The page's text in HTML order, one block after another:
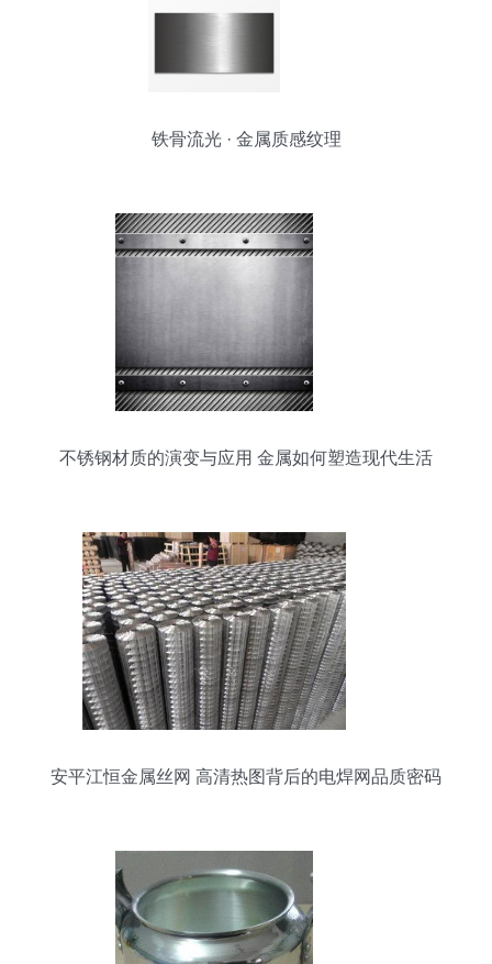
铁骨流光 · 金属质感纹理
不锈钢材质的演变与应用 金属如何塑造现代生活
安平江恒金属丝网 高清热图背后的电焊网品质密码